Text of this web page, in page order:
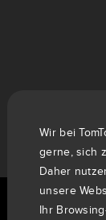
Wir bei
gerne, sich
Daher
unsere
Ihr